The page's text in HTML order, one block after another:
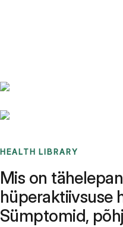
HEALTH LIBRARY
Mis on
hüperaktiivsuse
Sümptomid,